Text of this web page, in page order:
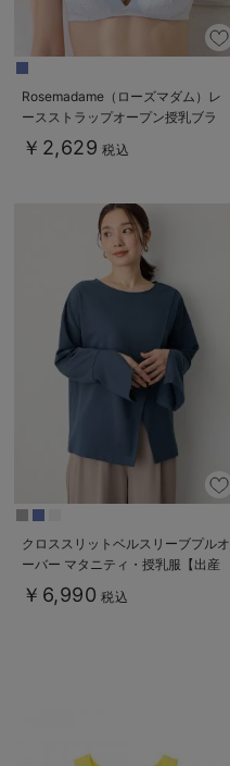
Rosemadame（ローズマダム）レ
ースストラップオープン授乳ブラ
￥2,629 税込
クロススリットベルスリーブプルオ
ーバー マタニティ・授乳服【出産
後も長く使える】
￥6,990 税込